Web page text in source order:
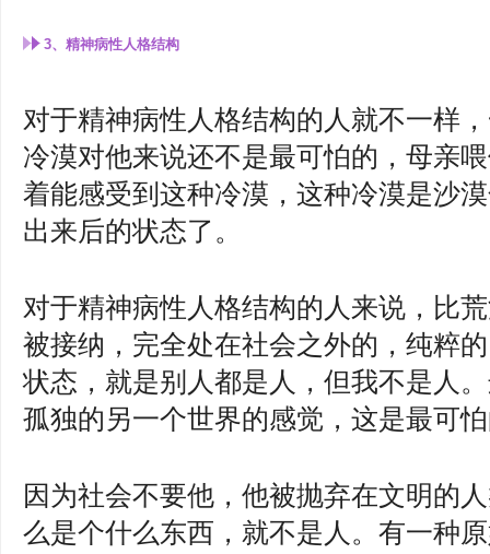
3、精神病性人格结构
对于精神病性人格结构的人就不一样
冷漠对他来说还不是最可怕的，母亲
着能感受到这种冷漠，这种冷漠是沙
出来后的状态了。
对于精神病性人格结构的人来说，比
被接纳，完全处在社会之外的，纯粹
状态，就是别人都是人，但我不是人
孤独的另一个世界的感觉，这是最可
因为社会不要他，他被抛弃在文明的
么是个什么东西，就不是人。有一种